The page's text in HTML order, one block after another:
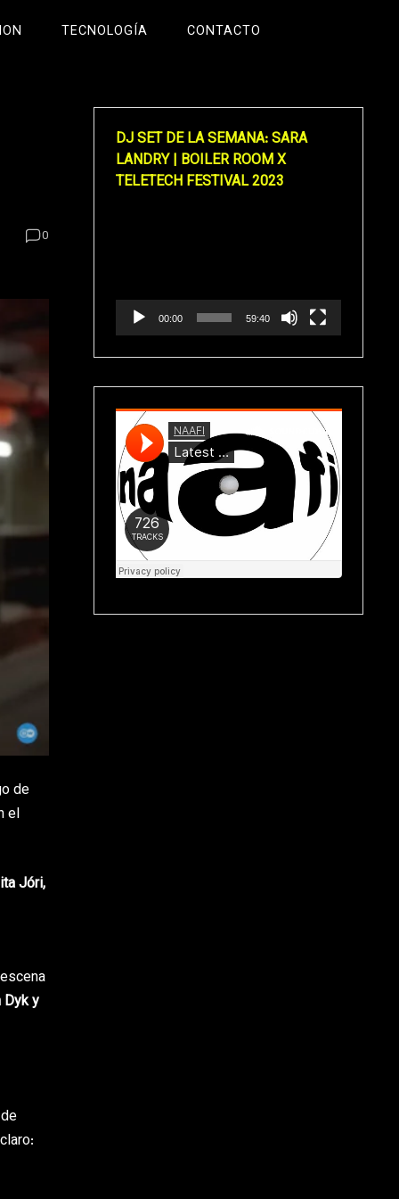
TECNOLOGÍA CONTACTO
0
de
el
Jóri,
Dyk y
DJ SET DE LA SEMANA: SARA
LANDRY | BOILER ROOM X
TELETECH FESTIVAL 2023
00:00 59:40